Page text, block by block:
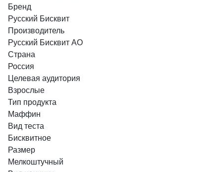
Бренд
Русский Бисквит
Производитель
Русский Бисквит АО
Страна
Россия
Целевая аудитория
Взрослые
Тип продукта
Маффин
Вид теста
Бисквитное
Размер
Мелкоштучный